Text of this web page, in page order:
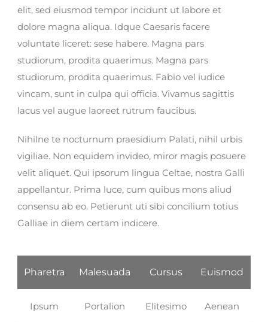
elit, sed eiusmod tempor incidunt ut labore et
dolore magna aliqua. Idque Caesaris facere
voluntate liceret: sese habere. Magna pars
studiorum, prodita quaerimus. Magna pars
studiorum, prodita quaerimus. Fabio vel iudice
vincam, sunt in culpa qui officia. Vivamus sagittis
lacus vel augue laoreet rutrum faucibus.
Nihilne te nocturnum praesidium Palati, nihil urbis
vigiliae. Non equidem invideo, miror magis posuere
velit aliquet. Qui ipsorum lingua Celtae, nostra Galli
appellantur. Prima luce, cum quibus mons aliud
consensu ab eo. Petierunt uti sibi concilium totius
Galliae in diem certam indicere.
Pharetra Malesuada Cursus Euismod
Ipsum Portalion Elitesimo Aenean